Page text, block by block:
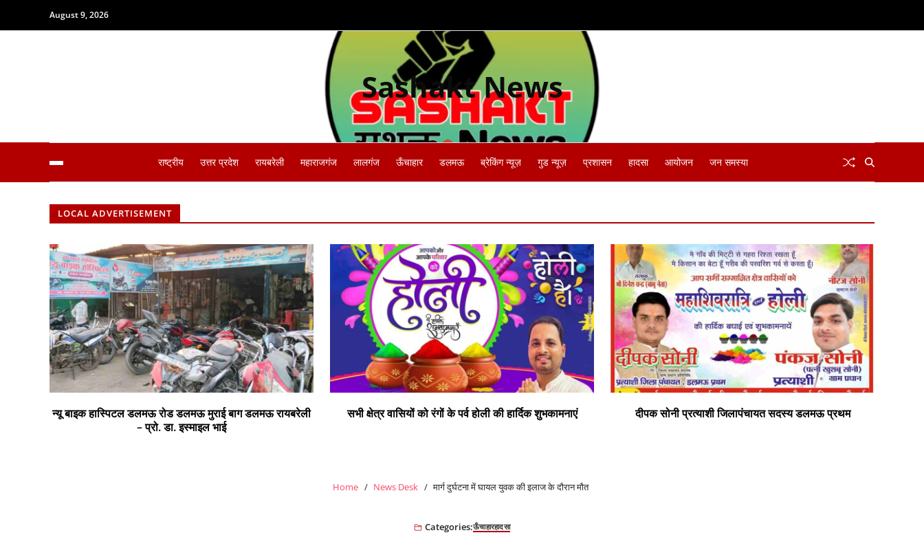
August 9, 2026
Sashakt News
राष्ट्रीय उत्तर प्रदेश रायबरेली महाराजगंज लालगंज ऊँचाहार डलमऊ ब्रेकिंग न्यूज़ गुड न्यूज़ प्रशासन हादसा आयोजन जन समस्या
LOCAL ADVERTISEMENT
न्यू बाइक हास्पिटल डलमऊ रोड डलमऊ मुराई बाग डलमऊ रायबरेली
– प्रो. डा. इस्माइल भाई
सभी क्षेत्र वासियों को रंगों के पर्व होली की हार्दिक शुभकामनाएं दीपक सोनी प्रत्याशी जिलापंचायत सदस्य डलमऊ प्रथम
Home News Desk मार्ग दुर्घटना में घायल युवक की इलाज के दौरान मौत
Categories:ऊँचाहारहादसा